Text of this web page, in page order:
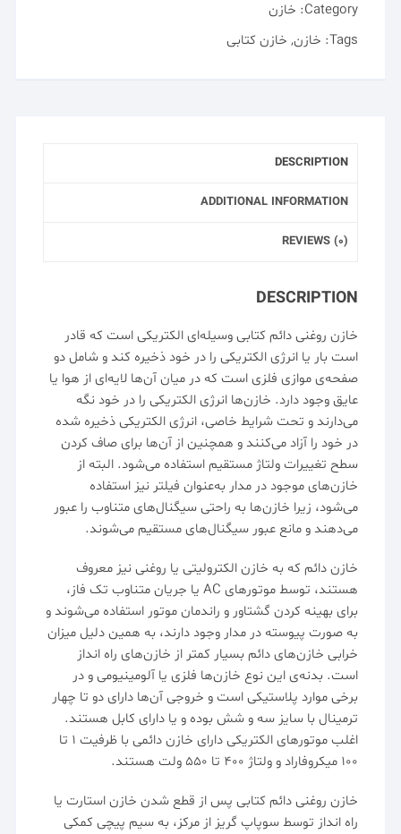
Category: خازن
Tags: خازن, خازن کتابی
DESCRIPTION
ADDITIONAL INFORMATION
REVIEWS (0)
DESCRIPTION
خازن روغنیدائم کتابی وسیله‌ای الکتریکی است که قادر
است بار یا انرژی الکتریکی را در خود ذخیره کند و شامل دو
صفحه‌ی موازی فلزی است که در میان آن‌ها لایه‌ای از هوا یا
عایق وجود دارد. خازن‌ها انرژی الکتریکی را در خود نگه
می‌دارند و تحت شرایط خاصی، انرژی الکتریکی ذخیره شده
در خود را آزاد می‌کنند و همچنین از آن‌ها برای صاف کردن
سطح تغییرات ولتاژ مستقیم استفاده می‌شود. البته از
خازن‌های موجود در مدار به‌عنوان فیلتر نیز استفاده
می‌شود، زیرا خازن‌ها به راحتی سیگنال‌های متناوب را عبور
می‌دهند و مانع عبور سیگنال‌های مستقیم می‌شوند.
خازن دائم که به خازن الکترولیتی یا روغنی نیز معروف
هستند، توسط موتورهای AC یا جریان متناوب تک فاز،
برای بهینه کردن گشتاور و راندمان موتور استفاده می‌شوند و
به صورت پیوسته در مدار وجود دارند، به همین دلیل میزان
خرابی خازن‌های دائم بسیار کمتر از خازن‌های راه انداز
است. بدنه‌ی این نوع خازن‌ها فلزی یا آلومینیومی و در
برخی موارد پلاستیکی است و خروجی آن‌ها دارای دو تا چهار
ترمینال با سایز سه و شش بوده و یا دارای کابل هستند.
اغلبموتورهای الکتریکی
دارای خازن دائمی با ظرفیت ۱ تا
۱۰۰ میکروفاراد و ولتاژ ۴۰۰ تا ۵۵۰ ولت هستند.
خازن روغنی دائم کتابی پس از قطع شدن خازن استارت یا
راه انداز توسط سوپاپ گریز از مرکز، به سیم پیچی کمکی